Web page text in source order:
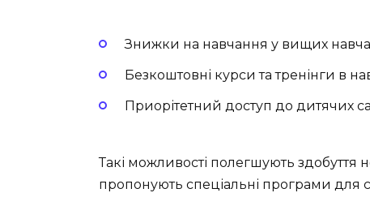
Знижки на навчання у вищих
Безкоштовні курси та тренінги в
Приорітетний доступ до дитячих
Такі можливості полегшують здобуття
пропонують спеціальні програми для